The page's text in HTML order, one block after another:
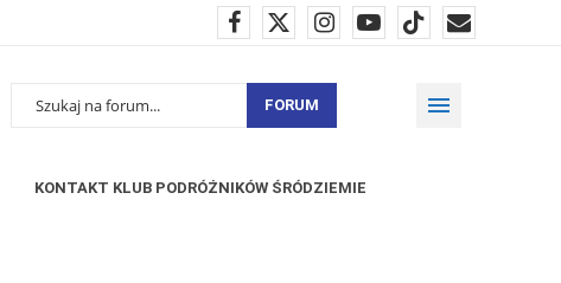
FORUM
KONTAKT KLUB PODRÓŻNIKÓW ŚRÓDZIEMIE